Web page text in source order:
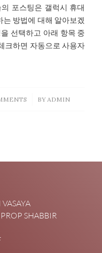
포스팅은 갤럭시 휴대
방법에 대해 알아보겠
선택하고 아래 항목 중
크하면 자동으로 사용자
BYADMIN
SHABBIR